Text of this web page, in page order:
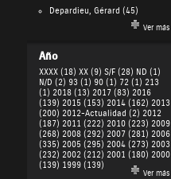
Depardieu, Gérard (45)
Ver más
Año
XXXX (18) XX (9) S/F (28) ND (1)
N/D (2) 93 (1) 90 (1) 72 (1) 213
(1) 2018 (13) 2017 (83) 2016
(139) 2015 (153) 2014 (162) 2013
(200) 2012-Actualidad (2) 2012
(187) 2011 (222) 2010 (223) 2009
(268) 2008 (292) 2007 (281) 2006
(335) 2005 (295) 2004 (273) 2003
(232) 2002 (212) 2001 (180) 2000
(139) 1999 (139)
Ver más